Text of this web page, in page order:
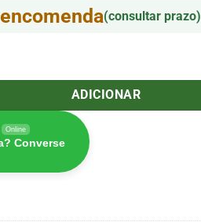
(consultar prazo)
Box Fan 30cm 40w
ADICIONAR
Online
Converse